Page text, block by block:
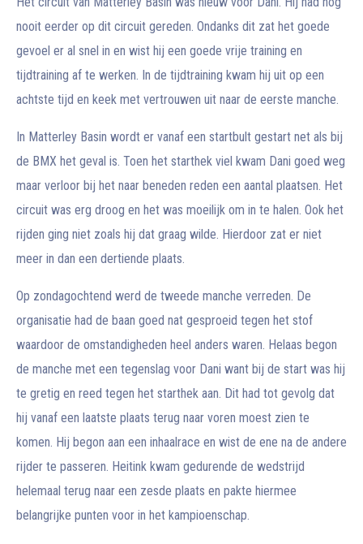
nooit eerder op dit circuit gereden. Ondanks dit zat het goede
gevoel er al snel in en wist hij een goede vrije training en
tijdtraining af te werken. In de tijdtraining kwam hij uit op een
achtste tijd en keek met vertrouwen uit naar de eerste manche.
In Matterley Basin wordt er vanaf een startbult gestart net als bij
de BMX het geval is. Toen het starthek viel kwam Dani goed weg
maar verloor bij het naar beneden reden een aantal plaatsen. Het
circuit was erg droog en het was moeilijk om in te halen. Ook het
rijden ging niet zoals hij dat graag wilde. Hierdoor zat er niet
meer in dan een dertiende plaats.
Op zondagochtend werd de tweede manche verreden. De
organisatie had de baan goed nat gesproeid tegen het stof
waardoor de omstandigheden heel anders waren. Helaas begon
de manche met een tegenslag voor Dani want bij de start was hij
te gretig en reed tegen het starthek aan. Dit had tot gevolg dat
hij vanaf een laatste plaats terug naar voren moest zien te
komen. Hij begon aan een inhaalrace en wist de ene na de andere
rijder te passeren. Heitink kwam gedurende de wedstrijd
helemaal terug naar een zesde plaats en pakte hiermee
belangrijke punten voor in het kampioenschap.